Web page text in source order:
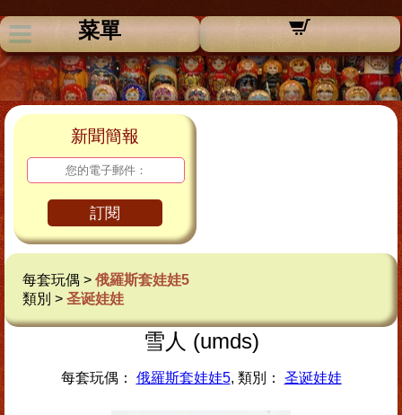
菜單
新聞簡報
訂閱
每套玩偶 > 俄羅斯套娃娃5
類別 > 圣诞娃娃
雪人 (umds)
每套玩偶： 俄羅斯套娃娃5, 類別： 圣诞娃娃